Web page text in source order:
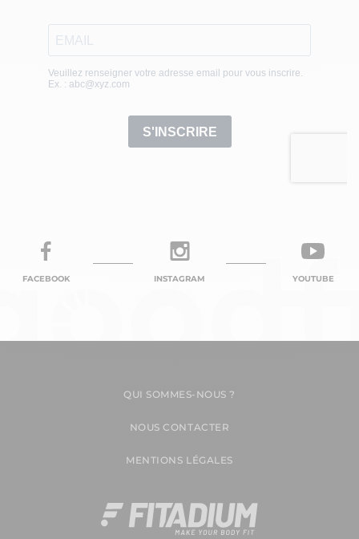
FACEBOOK INSTAGRAM YOUTUBE
QUI SOMMES-NOUS ?
NOUS CONTACTER
MENTIONS LÉGALES